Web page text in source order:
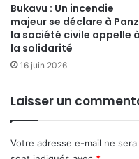
S
C
O
E
U
i
o
n
d
e
E
p
o
w
Bukavu : Un incendie
majeur se déclare à
la société civile appelle à
la solidarité
16 juin 2026
Laisser un
Votre adresse e-mail ne